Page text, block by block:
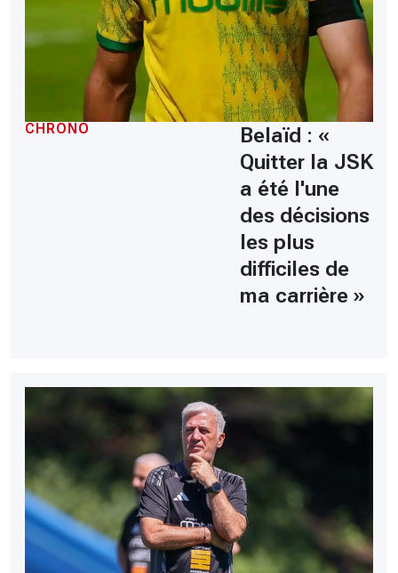
CHRONO
Belaïd : «
Quitter la JSK
a été l'une
des décisions
les plus
difficiles de
ma carrière »